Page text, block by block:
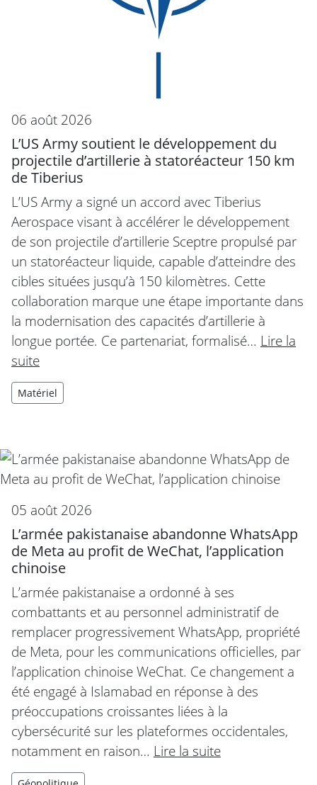
06 août 2026
L’US Army soutient le développement du
projectile d’artillerie à statoréacteur 150 km
de Tiberius
L’US Army a signé un accord avec Tiberius
Aerospace visant à accélérer le développement
de son projectile d’artillerie Sceptre propulsé par
un statoréacteur liquide, capable d’atteindre des
cibles situées jusqu’à 150 kilomètres. Cette
collaboration marque une étape importante dans
la modernisation des capacités d’artillerie à
longue portée. Ce partenariat, formalisé… Lire la
suite
Matériel
05 août 2026
L’armée pakistanaise abandonne WhatsApp
de Meta au profit de WeChat, l’application
chinoise
L’armée pakistanaise a ordonné à ses
combattants et au personnel administratif de
remplacer progressivement WhatsApp, propriété
de Meta, pour les communications officielles, par
l’application chinoise WeChat. Ce changement a
été engagé à Islamabad en réponse à des
préoccupations croissantes liées à la
cybersécurité sur les plateformes occidentales,
notamment en raison… Lire la suite